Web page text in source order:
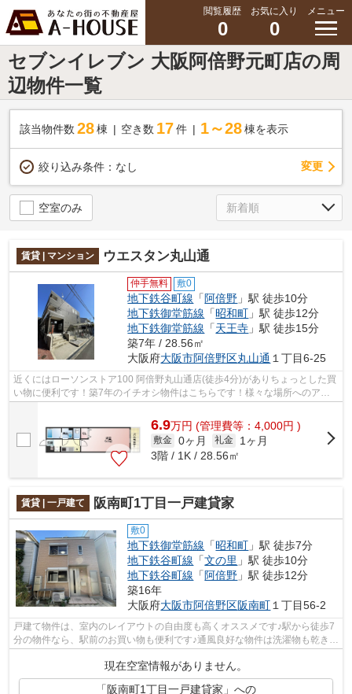
閲覧履歴
0
お気に入り
0
メニュー
セブンイレブン 大阪阿倍野元町店の周
辺物件一覧
該当物件数 28棟 空き数 17 件 1～28 棟を表示
絞り込み条件： なし 変更
空室のみ
賃貸 | マンション ウエスタン丸山通
仲手無料 敷0
地下鉄谷町線 「 阿倍野 」駅 徒歩10分
地下鉄御堂筋線 「昭和町 」駅 徒歩12分
地下鉄御堂筋線 「天王寺 」駅 徒歩15分
築7年 / 28.56㎡
大阪府大阪市阿倍野区丸山通 １丁目6-25
近くにはローソンストア100 阿倍野丸山通店(徒歩4分)がありちょっとした買
い物に便利です！築7年のイチオシ物件はこちらです！様々な場所へのアク
6.9万円 (管理費等：4,000円 )
敷金 0ヶ月 礼金
1ヶ月
3階 / 1K / 28.56㎡
賃貸 | 一戸建て 阪南町1丁目一戸建貸家
敷0
地下鉄御堂筋線 「昭和町 」駅 徒歩7分
地下鉄谷町線 「文の里 」駅 徒歩10分
地下鉄谷町線 「 阿倍野 」駅 徒歩12分
築16年
大阪府大阪市阿倍野区阪南町 １丁目56-2
戸建て物件は、室内のレイアウトの自由度も高くオススメです♪駅から徒歩7
分の物件なら、駅前のお買い物も便利です♪通風良好な物件は洗濯物も乾きや
現在空室情報がありません。
「阪南町1丁目一戸建貸家」への